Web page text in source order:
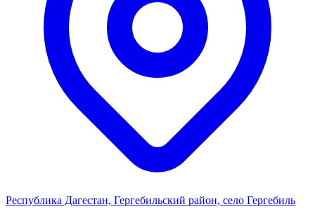
Республика Дагестан, Гергебильский район, село Гергебиль